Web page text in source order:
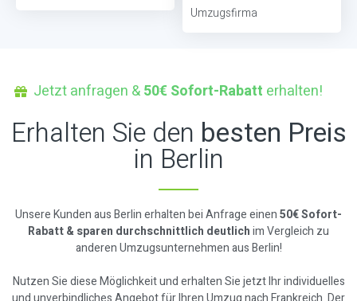
Umzugsfirma
Jetzt anfragen &50€ Sofort-Rabatt erhalten!
Erhalten Sie den besten Preis
in Berlin
Unsere Kunden aus Berlin erhalten bei Anfrage einen50€ Sofort-
Rabatt & sparen durchschnittlich deutlichim Vergleich zu
anderen Umzugsunternehmen aus Berlin!
Nutzen Sie diese Möglichkeit und erhalten Sie jetzt Ihr individuelles